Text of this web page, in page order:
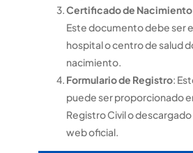
Certificado de
Este documento debe ser
hospital o centro de salud
nacimiento.
Formulario de Registro:
puede ser proporcionado
Registro Civil o
web oficial.